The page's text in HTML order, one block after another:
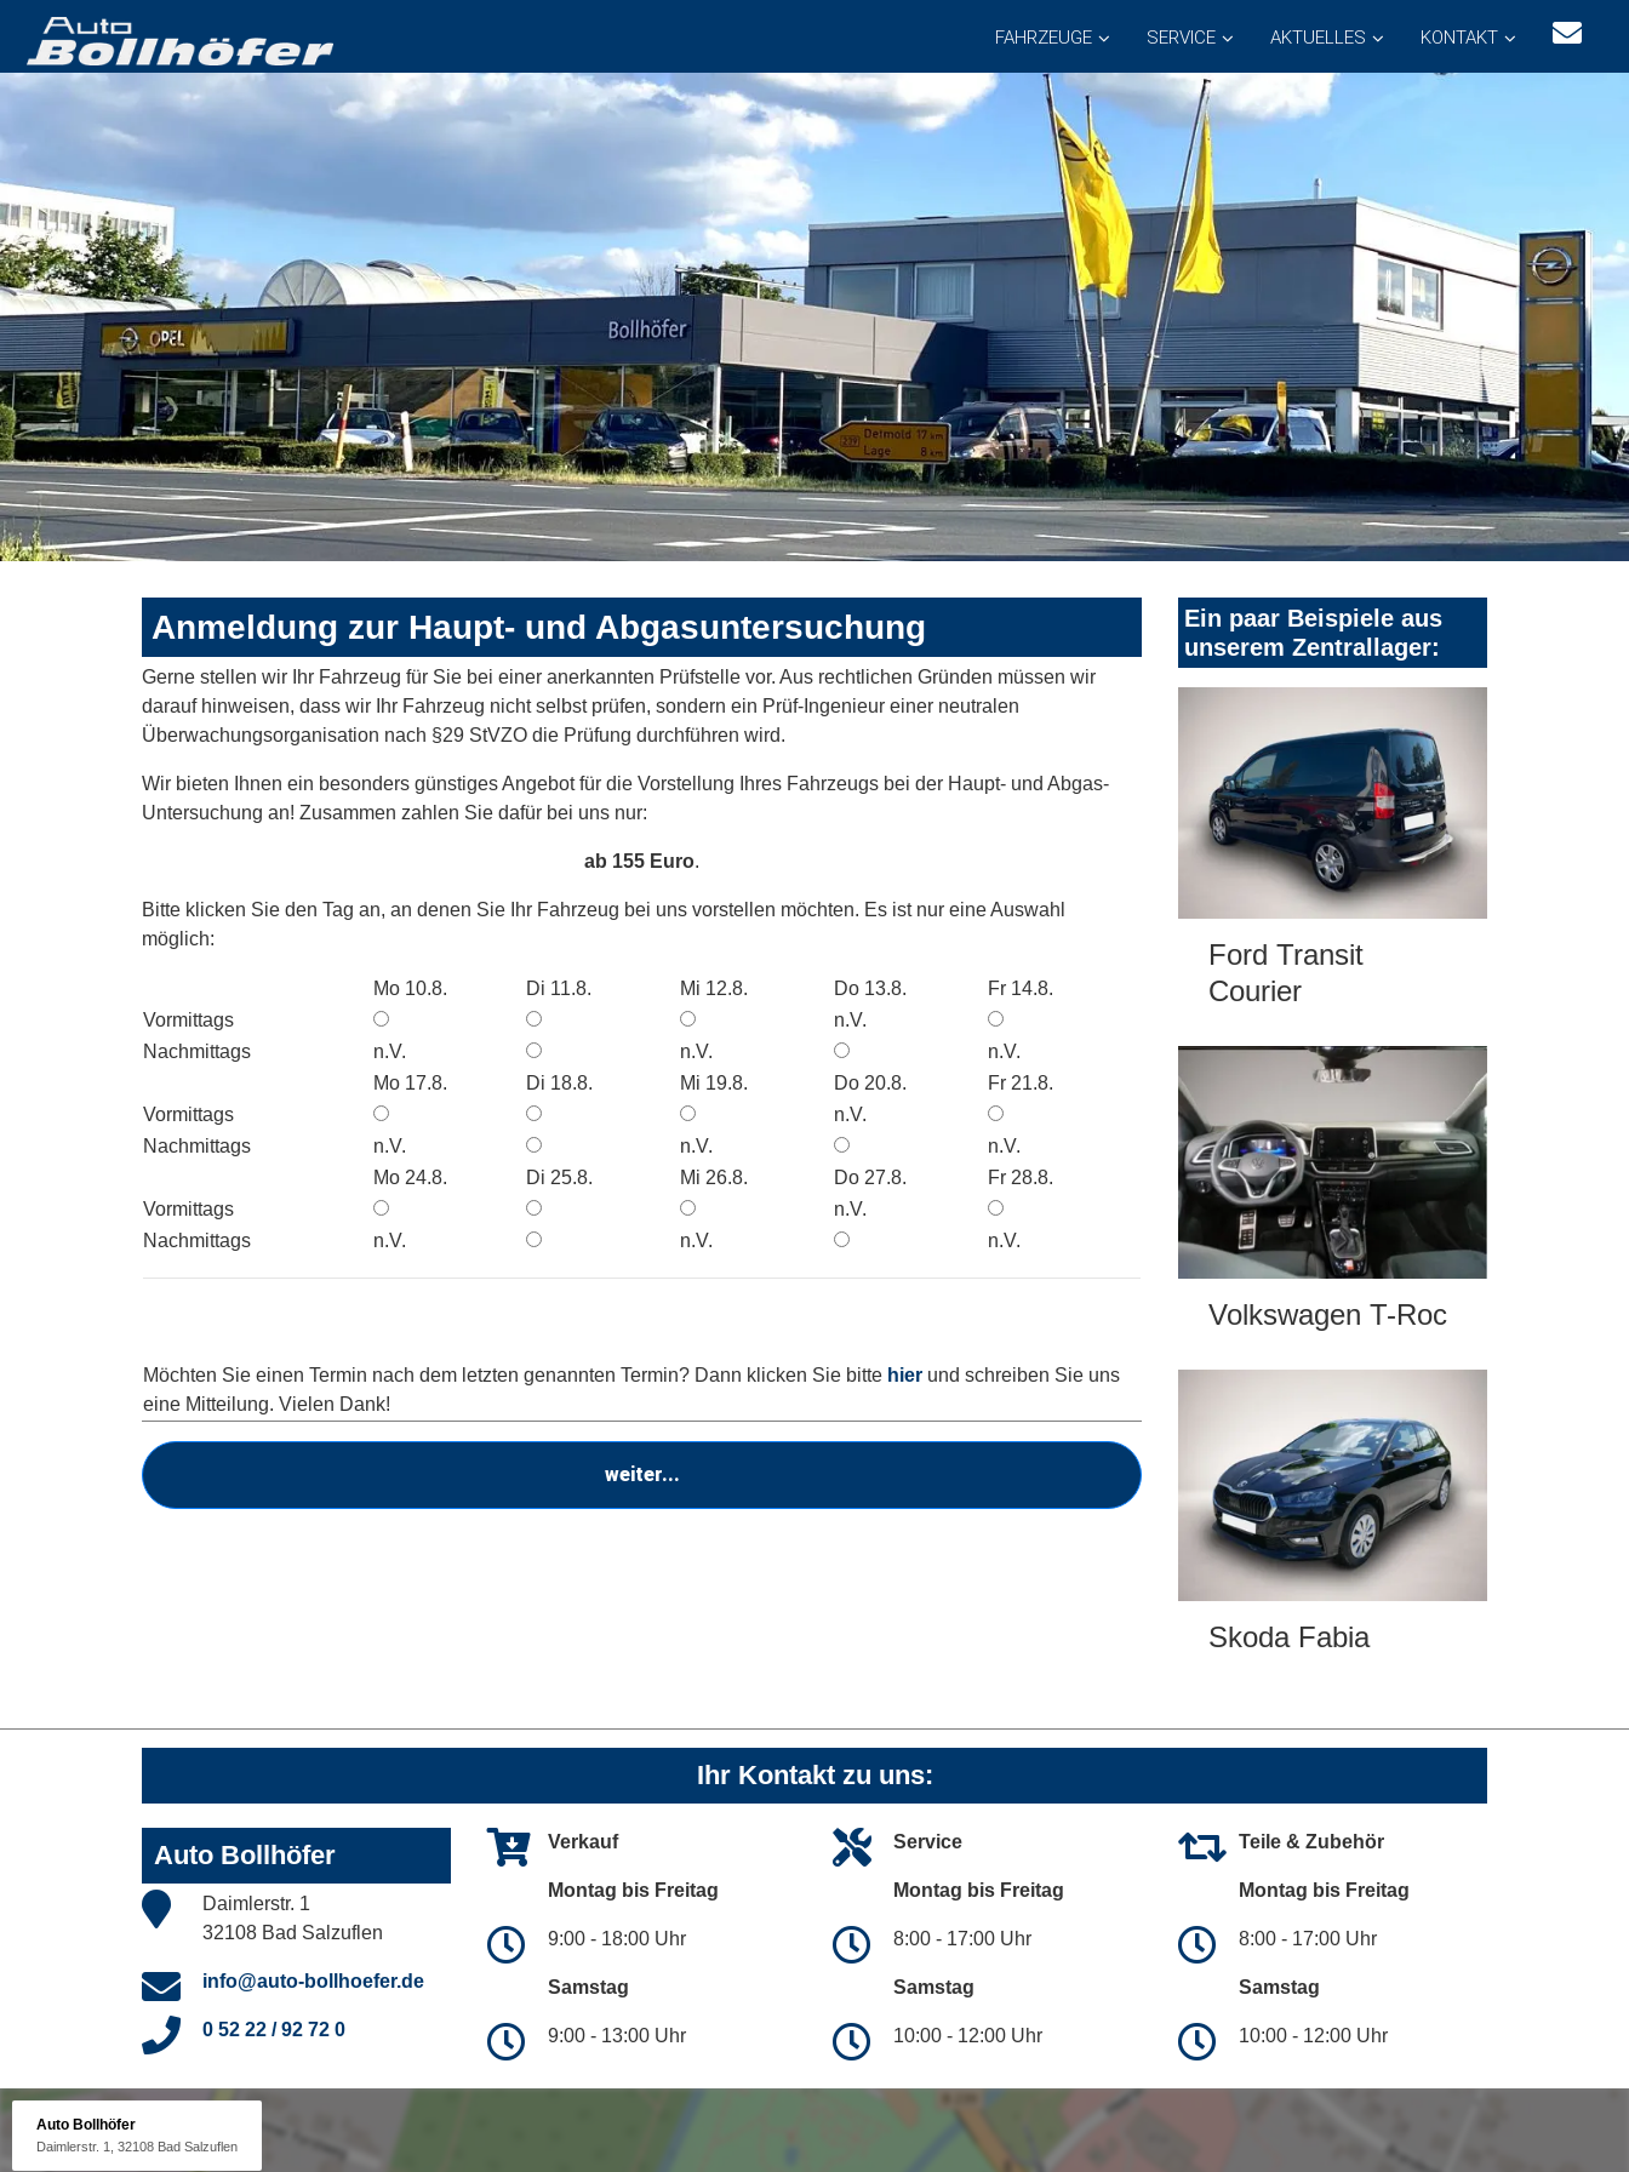
FAHRZEUGE SERVICE AKTUELLES KONTAKT
Anmeldung zur Haupt- und Abgasuntersuchung
Gerne stellen wir Ihr Fahrzeug für Sie bei einer anerkannten Prüfstelle vor. Aus rechtlichen Gründen müssen wir
darauf hinweisen, dass wir Ihr Fahrzeug nicht selbst prüfen, sondern ein Prüf-Ingenieur einer neutralen
Überwachungsorganisation nach §29 StVZO die Prüfung durchführen wird.
Wir bieten Ihnen ein besonders günstiges Angebot für die Vorstellung Ihres Fahrzeugs bei der Haupt- und Abgas-
Untersuchung an! Zusammen zahlen Sie dafür bei uns nur:
ab 155 Euro.
Bitte klicken Sie den Tag an, an denen Sie Ihr Fahrzeug bei uns vorstellen möchten. Es ist nur eine Auswahl
möglich:
Mo 10.8. Di 11.8. Mi 12.8. Do 13.8.
Fr 14.8.
Vormittags
n.V.
Nachmittags
n.V. n.V.
n.V.
Mo 17.8.
Di 18.8. Mi 19.8. Do 20.8.
Fr 21.8.
Vormittags
n.V.
Nachmittags
n.V. n.V.
n.V.
Mo 24.8.
Di 25.8. Mi 26.8. Do 27.8.
Fr 28.8.
Vormittags
n.V.
Nachmittags
n.V. n.V. n.V.
Möchten Sie einen Termin nach dem letzten genannten Termin? Dann klicken Sie bitte hier und schreiben Sie uns
eine Mitteilung. Vielen Dank!
Ein paar Beispiele aus
unserem Zentrallager:
Ford Transit
Courier
Volkswagen T-Roc
Skoda Fabia
Ihr Kontakt zu uns:
Auto Bollhöfer
Daimlerstr. 1
32108 Bad Salzuflen
info@auto-bollhoefer.de
0 52 22 / 92 72 0
Verkauf
Montag bis Freitag
9:00 - 18:00 Uhr
Samstag
9:00 - 13:00 Uhr
Service
Montag bis Freitag
8:00 - 17:00 Uhr
Samstag
10:00 - 12:00 Uhr
Teile & Zubehör
Montag bis Freitag
8:00 - 17:00 Uhr
Samstag
10:00 - 12:00 Uhr
Auto Bollhöfer
Daimlerstr. 1, 32108 Bad Salzuflen